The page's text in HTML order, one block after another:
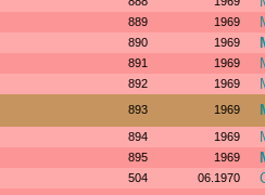
889 1969
890 1969
891 1969
892 1969
893 1969
894 1969
895 1969
504 06.1970